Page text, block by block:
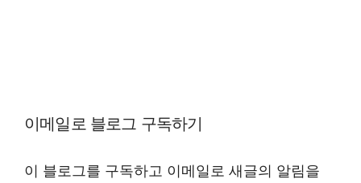
이메일로 블로그 구독하기
이 블로그를 구독하고 이메일로 새글의 알림을